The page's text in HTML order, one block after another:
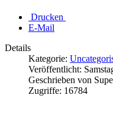
Drucken
E-Mail
Details
Kategorie:
Veröffentlicht:
Geschrieben von
Zugriffe: 16784